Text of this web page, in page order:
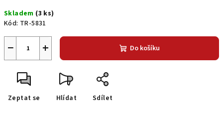
cena:
Skladem (3 ks)
Kód: TR-5831
+
− Do košíku
Zeptat se Hlídat Sdílet